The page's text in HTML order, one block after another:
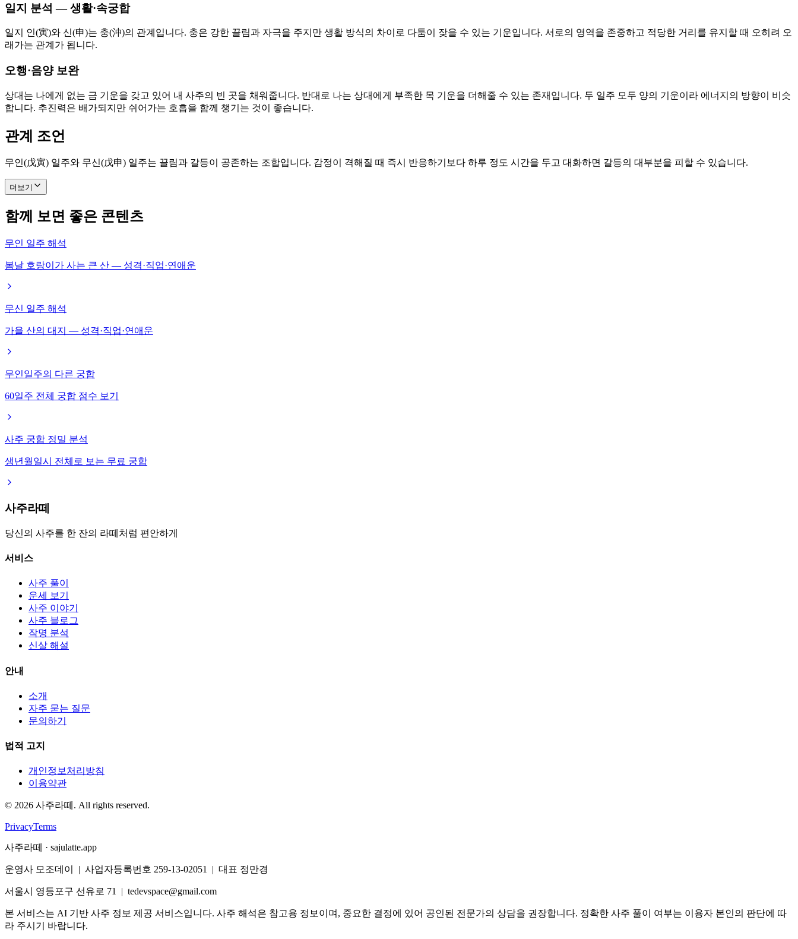
일지 분석 — 생활·속궁합
일지 인(寅)와 신(申)는 충(沖)의 관계입니다. 충은 강한 끌림과 자극을 주지만 생활 방식의 차이로 다툼이 잦을 수 있는 기운입니다. 서로의 영역을 존중하고 적당한 거리를 유지할 때 오히려 오
래가는 관계가 됩니다.
오행·음양 보완
상대는 나에게 없는 금 기운을 갖고 있어 내 사주의 빈 곳을 채워줍니다. 반대로 나는 상대에게 부족한 목 기운을 더해줄 수 있는 존재입니다. 두 일주 모두 양의 기운이라 에너지의 방향이 비슷
합니다. 추진력은 배가되지만 쉬어가는 호흡을 함께 챙기는 것이 좋습니다.
관계 조언
무인(戊寅) 일주와 무신(戊申) 일주는 끌림과 갈등이 공존하는 조합입니다. 감정이 격해질 때 즉시 반응하기보다 하루 정도 시간을 두고 대화하면 갈등의 대부분을 피할 수 있습니다.
더보기
함께 보면 좋은 콘텐츠
무인 일주 해석
봄날 호랑이가 사는 큰 산 — 성격·직업·연애운
무신 일주 해석
가을 산의 대지 — 성격·직업·연애운
무인일주의 다른 궁합
60일주 전체 궁합 점수 보기
사주 궁합 정밀 분석
생년월일시 전체로 보는 무료 궁합
사주라떼
당신의 사주를 한 잔의 라떼처럼 편안하게
서비스
사주 풀이
운세 보기
사주 이야기
사주 블로그
작명 분석
신살 해설
안내
소개
자주 묻는 질문
문의하기
법적 고지
개인정보처리방침
이용약관
© 2026 사주라떼. All rights reserved.
PrivacyTerms
사주라떼 · sajulatte.app
운영사 모조데이 | 사업자등록번호 259-13-02051 | 대표 정만경
서울시 영등포구 선유로 71 | tedevspace@gmail.com
본 서비스는 AI 기반 사주 정보 제공 서비스입니다. 사주 해석은 참고용 정보이며, 중요한 결정에 있어 공인된 전문가의 상담을 권장합니다. 정확한 사주 풀이 여부는 이용자 본인의 판단에 따
라 주시기 바랍니다.